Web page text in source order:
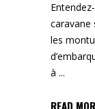
caravane
les
à
READ